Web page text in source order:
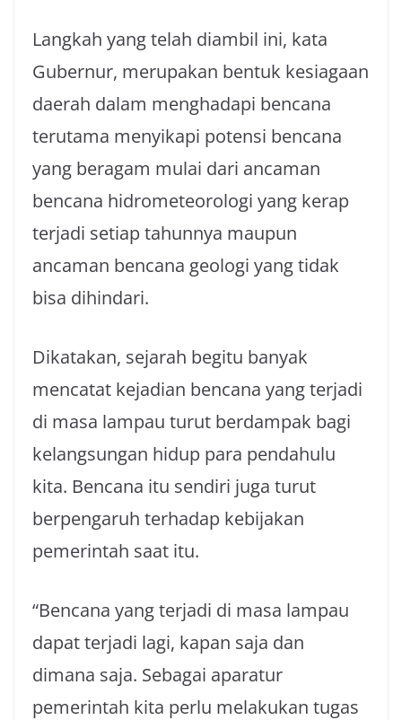
Langkah yang telah diambil ini, kata
Gubernur, merupakan bentuk kesiagaan
daerah dalam menghadapi bencana
terutama menyikapi potensi bencana
yang beragam mulai dari ancaman
bencana hidrometeorologi yang kerap
terjadi setiap tahunnya maupun
ancaman bencana geologi yang tidak
bisa dihindari.
Dikatakan, sejarah begitu banyak
mencatat kejadian bencana yang terjadi
di masa lampau turut berdampak bagi
kelangsungan hidup para pendahulu
kita. Bencana itu sendiri juga turut
berpengaruh terhadap kebijakan
pemerintah saat itu.
“Bencana yang terjadi di masa lampau
dapat terjadi lagi, kapan saja dan
dimana saja. Sebagai aparatur
pemerintah kita perlu melakukan tugas